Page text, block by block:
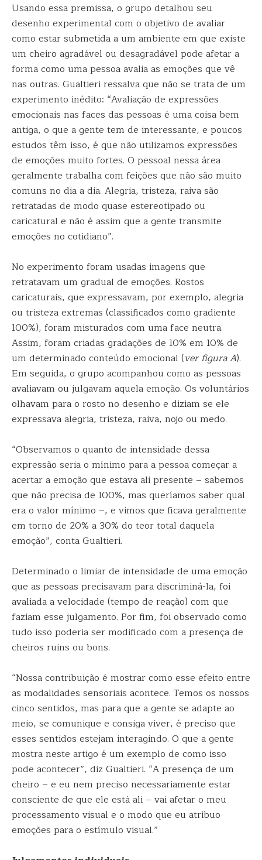
Usando essa premissa, o grupo detalhou seu
desenho experimental com o objetivo de avaliar
como estar submetida a um ambiente em que existe
um cheiro agradável ou desagradável pode afetar a
forma como uma pessoa avalia as emoções que vê
nas outras. Gualtieri ressalva que não se trata de um
experimento inédito: “Avaliação de expressões
emocionais nas faces das pessoas é uma coisa bem
antiga, o que a gente tem de interessante, e poucos
estudos têm isso, é que não utilizamos expressões
de emoções muito fortes. O pessoal nessa área
geralmente trabalha com feições que não são muito
comuns no dia a dia. Alegria, tristeza, raiva são
retratadas de modo quase estereotipado ou
caricatural e não é assim que a gente transmite
emoções no cotidiano”.
No experimento foram usadas imagens que
retratavam um gradual de emoções. Rostos
caricaturais, que expressavam, por exemplo, alegria
ou tristeza extremas (classificados como gradiente
100%), foram misturados com uma face neutra.
Assim, foram criadas gradações de 10% em 10% de
um determinado conteúdo emocional (ver figura A).
Em seguida, o grupo acompanhou como as pessoas
avaliavam ou julgavam aquela emoção. Os voluntários
olhavam para o rosto no desenho e diziam se ele
expressava alegria, tristeza, raiva, nojo ou medo.
“Observamos o quanto de intensidade dessa
expressão seria o mínimo para a pessoa começar a
acertar a emoção que estava ali presente – sabemos
que não precisa de 100%, mas queríamos saber qual
era o valor mínimo –, e vimos que ficava geralmente
em torno de 20% a 30% do teor total daquela
emoção”, conta Gualtieri.
Determinado o limiar de intensidade de uma emoção
que as pessoas precisavam para discriminá-la, foi
avaliada a velocidade (tempo de reação) com que
faziam esse julgamento. Por fim, foi observado como
tudo isso poderia ser modificado com a presença de
cheiros ruins ou bons.
“Nossa contribuição é mostrar como esse efeito entre
as modalidades sensoriais acontece. Temos os nossos
cinco sentidos, mas para que a gente se adapte ao
meio, se comunique e consiga viver, é preciso que
esses sentidos estejam interagindo. O que a gente
mostra neste artigo é um exemplo de como isso
pode acontecer”, diz Gualtieri. “A presença de um
cheiro – e eu nem preciso necessariamente estar
consciente de que ele está ali – vai afetar o meu
processamento visual e o modo que eu atribuo
emoções para o estímulo visual.”